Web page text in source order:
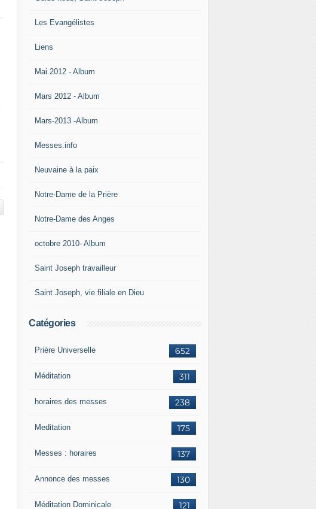
Les Evangélistes
Liens
Mai 2012 - Album
Mars 2012 - Album
Mars-2013 -Album
Messes.info
Neuvaine à la paix
Notre-Dame de la Prière
Notre-Dame des Anges
octobre 2010- Album
Saint Joseph travailleur
Saint Joseph, vie filiale en Dieu
Catégories
652
Prière Universelle
311
Méditation
238
horaires des messes
175
Meditation
137
Messes : horaires
130
Annonce des messes
121
Méditation Dominicale